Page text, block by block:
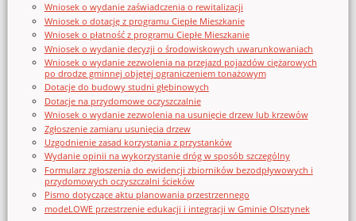
Wniosek o wydanie zaświadczenia o rewitalizacji
Wniosek o dotację z programu Ciepłe Mieszkanie
Wniosek o płatność z programu Ciepłe Mieszkanie
Wniosek o wydanie decyzji o środowiskowych uwarunkowaniach
Wniosek o wydanie zezwolenia na przejazd pojazdów ciężarowych
po drodze gminnej objętej ograniczeniem tonażowym
Dotacje do budowy studni głębinowych
Dotacje na przydomowe oczyszczalnie
Wniosek o wydanie zezwolenia na usunięcie drzew lub krzewów
Zgłoszenie zamiaru usunięcia drzew
Uzgodnienie zasad korzystania z przystanków
Wydanie opinii na wykorzystanie dróg w sposób szczególny
Formularz zgłoszenia do ewidencji zbiorników bezodpływowych i
przydomowych oczyszczalni ścieków
Pismo dotyczące aktu planowania przestrzennego
modeLOWE przestrzenie edukacji i integracji w Gminie Olsztynek